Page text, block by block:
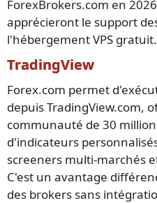
ForexBrokers.com en
apprécieront le support
l'hébergement VPS gratuit.
TradingView
Forex.com permet
depuis TradingView.com,
communauté de 30
d'indicateurs
screeners multi-marchés
C'est un avantage
des brokers sans